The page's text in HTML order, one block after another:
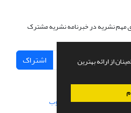
از ارائه بهترین
مهم نشریه در خبرنامه نشریه مشترک
اشتراک
طراحی و پیاده سازی از سیناوب